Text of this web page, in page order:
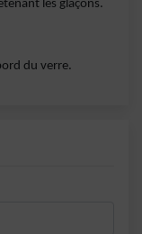
les glaçons.
du verre.